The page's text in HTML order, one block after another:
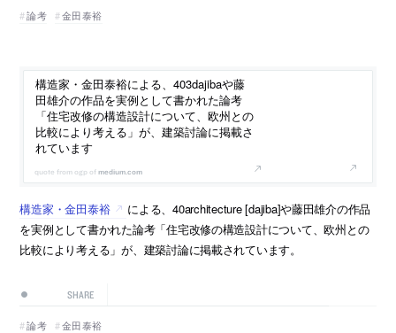
論考
金田泰裕
構造家・金田泰裕による、403dajibaや藤
田雄介の作品を実例として書かれた論考
「住宅改修の構造設計について、欧州との
比較により考える」が、建築討論に掲載さ
れています
medium.com
構造家・金田泰裕
による、40architecture [dajiba]や藤田雄介の作品
を実例として書かれた論考「住宅改修の構造設計について、欧州との
比較により考える」が、建築討論に掲載されています。
SHARE
論考 金田泰裕